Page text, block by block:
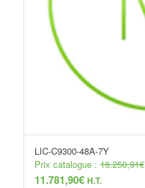
LIC-C9300-48A-7Y
Prix catalogue :16.250,91€
11.781,90€ H.T.